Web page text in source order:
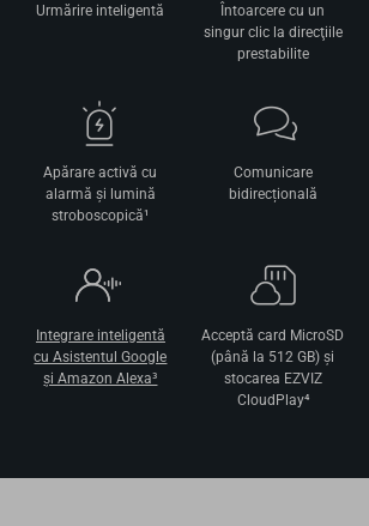
Urmărire inteligentă
Întoarcere cu un
singur clic la direcţiile
prestabilite
Apărare activă cu
alarmă şi lumină
stroboscopică¹
Comunicare
bidirecțională
Integrare inteligentă
cu Asistentul Google
şi Amazon Alexa³
Acceptă card MicroSD
(până la 512 GB) şi
stocarea EZVIZ
CloudPlay⁴